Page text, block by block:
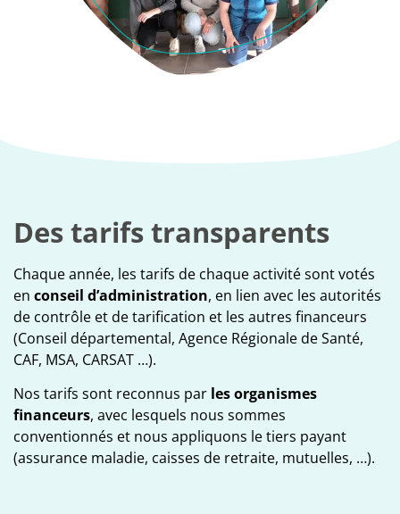
Des tarifs transparents
Chaque année, les tarifs de chaque activité sont votés
en conseil d’administration, en lien avec les autorités
de contrôle et de tarification et les autres financeurs
(Conseil départemental, Agence Régionale de Santé,
CAF, MSA, CARSAT …).
Nos tarifs sont reconnus par les organismes
financeurs, avec lesquels nous sommes
conventionnés et nous appliquons le tiers payant
(assurance maladie, caisses de retraite, mutuelles, …).